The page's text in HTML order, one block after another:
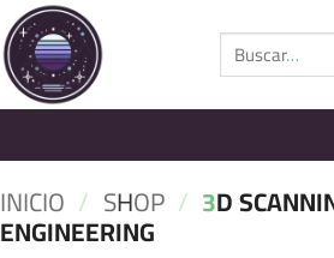
Buscar
por:
INICIO / SHOP / 3D
ENGINEERING